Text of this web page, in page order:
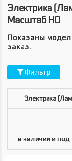
Электрика
Масштаб HO
Показаны
заказ.
Фильтр
Электрика